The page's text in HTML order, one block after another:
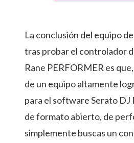
La conclusión del equipo
tras probar el controlador
Rane PERFORMER es
de un equipo altamente
para el software Serato DJ
de formato abierto, de
simplemente buscas un